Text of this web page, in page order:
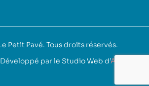
Petit Pavé. Tous droits réservés.
Développé par le Studio Web d’Akoufen